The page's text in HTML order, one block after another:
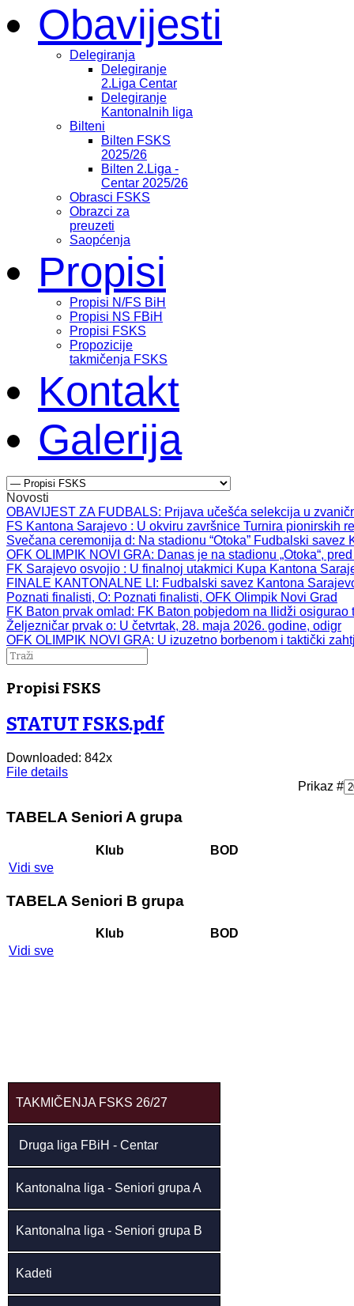
Obavijesti
Delegiranja
Delegiranje
2.Liga Centar
Delegiranje
Kantonalnih liga
Bilteni
Bilten FSKS
2025/26
Bilten 2.Liga -
Centar 2025/26
Obrasci FSKS
Obrazci za
preuzeti
Saopćenja
Propisi
Propisi N/FS BiH
Propisi NS FBiH
Propisi FSKS
Propozicije
takmičenja FSKS
Kontakt
Galerija
Novosti
OBAVIJEST ZA FUDBALS: Prijava učešća selekcija u
FS Kantona Sarajevo : U okviru završnice Turnira pionirskih re
Svečana ceremonija d: Na stadionu “Otoka” Fudbalski savez
OFK OLIMPIK NOVI GRA: Danas je na stadionu „Otoka“,
FK Sarajevo osvojio : U finalnoj utakmici Kupa Kantona
FINALE KANTONALNE LI : Fudbalski savez Kantona
Poznati finalisti, O: Poznati finalisti, OFK Olimpik Novi Grad
FK Baton prvak omlad: FK Baton pobjedom na Ilidži osigurao
Željezničar prvak o: U četvrtak, 28. maja 2026. godine, odigr
OFK OLIMPIK NOVI GRA: U izuzetno borbenom i taktički
Propisi FSKS
STATUT FSKS.pdf
Downloaded: 842x
File details
Prikaz #
TABELA Seniori A grupa
Klub
BOD
Vidi sve
TABELA Seniori B grupa
Klub
BOD
Vidi sve
TAKMIČENJA FSKS 26/27
Druga liga FBiH - Centar
Kantonalna liga - Seniori grupa A
Kantonalna liga - Seniori grupa B
Kadeti